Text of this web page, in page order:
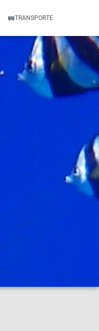
TRANSPORTE